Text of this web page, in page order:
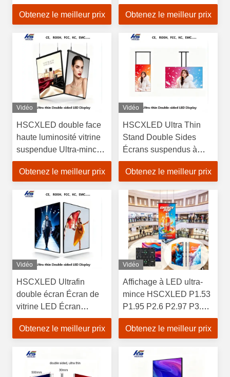
Obtenez le meilleur prix
suspendu 3000 nit
Affichage d'affichage à
luminosité
Obtenez le meilleur prix
Vidéo
HSCXLED double face
haute luminosité vitrine
suspendue Ultra-mince
écran LED Vente au
détail Magasin
numérique LED
Obtenez le meilleur prix
Vidéo
HSCXLED Ultra Thin
Stand Double Sides
Écrans suspendus à
double face LED
Affichage de
Lecteur publicitaire
Obtenez le meilleur prix
Vidéo
HSCXLED Ultrafin
double écran Écran de
vitrine LED Écran
publicitaire à LED
double face
Obtenez le meilleur prix
Vidéo
Affichage à LED ultra-
mince HSCXLED P1.53
P1.95 P2.6 P2.97 P3.1
Écran LED intérieur
Affichage murale vidéo
Obtenez le meilleur prix